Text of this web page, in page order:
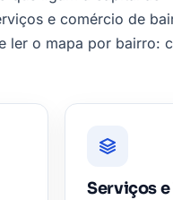
e comércio de
ler o mapa por bairro:
Serviços